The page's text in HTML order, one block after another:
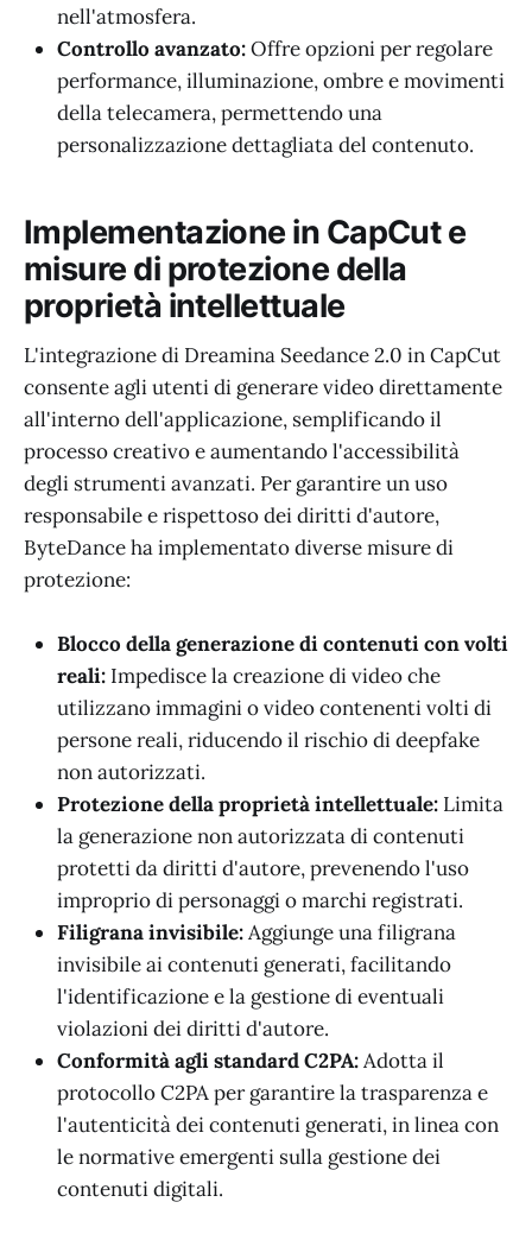
nell'atmosfera.
Controllo avanzato:Offre opzioni per regolare
performance, illuminazione, ombre e movimenti
della telecamera, permettendo una
personalizzazione dettagliata del contenuto.
Implementazione in CapCut e
misure di protezione della
proprietà intellettuale
L'integrazione di Dreamina Seedance 2.0 in CapCut
consente agli utenti di generare video direttamente
all'interno dell'applicazione, semplificando il
processo creativo e aumentando l'accessibilità
degli strumenti avanzati. Per garantire un uso
responsabile e rispettoso dei diritti d'autore,
ByteDance ha implementato diverse misure di
protezione:
Blocco della generazione di contenuti con volti
reali: Impedisce la creazione di video che
utilizzano immagini o video contenenti volti di
persone reali, riducendo il rischio di deepfake
non autorizzati.
Protezione della proprietà intellettuale: Limita
la generazione non autorizzata di contenuti
protetti da diritti d'autore, prevenendo l'uso
improprio di personaggi o marchi registrati.
Filigrana invisibile:Aggiunge una filigrana
invisibile ai contenuti generati, facilitando
l'identificazione e la gestione di eventuali
violazioni dei diritti d'autore.
Conformità agli standard C2PA:Adotta il
protocollo C2PA per garantire la trasparenza e
l'autenticità dei contenuti generati, in linea con
le normative emergenti sulla gestione dei
contenuti digitali.